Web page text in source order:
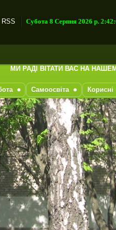
RSS Субота 8 Серпня 2026 р.
ВІТАТИ ВАС НА НАШЕМУ
Самоосвіта